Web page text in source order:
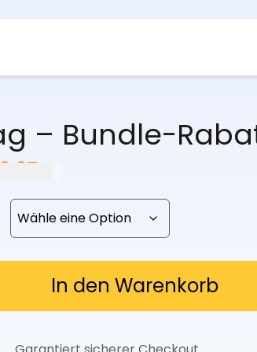
– Bundle-
bis
59,97 €
In den Warenkorb